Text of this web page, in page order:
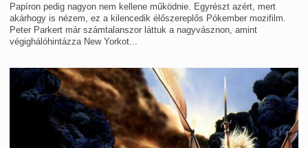
Papíron pedig nagyon nem kellene működnie. Egyrészt azért, mert
akárhogy is nézem, ez a kilencedik élőszereplős Pókember mozifilm.
Peter Parkert már számtalanszor láttuk a nagyvásznon, amint
végighálóhintázza New Yorkot...